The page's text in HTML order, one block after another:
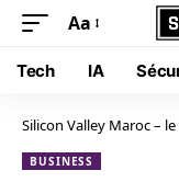
Aa
Tech IA
Silicon Valley Maroc –
BUSINESS